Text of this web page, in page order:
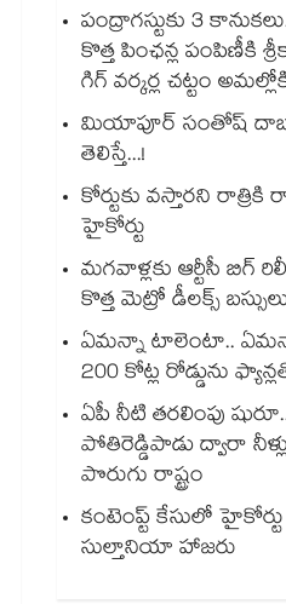
పంద్రాగస్టుకు 3
కొత్త పింఛన్ల పంపిణీకి
గిగ్ వర్కర్ల చట్టం
మియాపూర్ సంతోష్
తెలిస్తే...!
కోర్టుకు వస్తారని రాత్రికి
హైకోర్టు
మగవాళ్లకు ఆర్టీసీ బిగ్
కొత్త మెట్రో డీలక్స్
ఏమన్నా టాలెంటా..
200 కోట్ల రోడ్డును
ఏపీ నీటి తరలింపు
పోతిరెడ్డిపాడు ద్వారా
పొరుగు రాష్ట్రం
కంటెంప్ట్ కేసులో
సుల్తానియా హాజరు